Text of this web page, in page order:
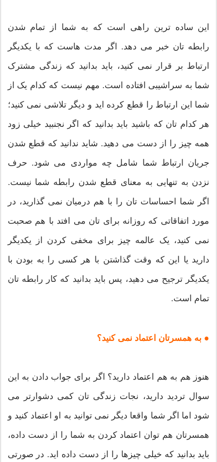
این ساده ترین راهی است که به شما از تمام شدن
رابطه تان خبر می دهد. اگر مدت هاست که با یکدیگر
ارتباط بر قرار نمی کنید، باید بدانید که زندگی مشترک
شما به سراشیبی افتاده است. مهم نیست که کدام یک از
شما این ارتباط را قطع کرده اید و دیگر تلاشی نمی کنید؛
هر کدام تان که باشید باید بدانید که اگر نجنبید خیلی زود
همه چیز را از دست می دهید. شاید ندانید که قطع شدن
جریان ارتباط شما شامل چه مواردی می شود. حرف
نزدن به تنهایی به معنای قطع شدن رابطه شما نیست.
اگر شما احساسات تان را با هم درمیان نمی گذارید، در
مورد اتفاقاتی که روزانه برای تان می افتد با هم صحبت
نمی کنید، یک عالمه چیز برای مخفی کردن از یکدیگر
دارید یا این که وقت گذاشتن با هر کسی را به بودن با
یکدیگر ترجیح می دهید، پس باید بدانید که کار رابطه تان
تمام است.
● به همسرتان اعتماد نمی کنید؟
هنوز هم به هم اعتماد دارید؟ اگر برای جواب دادن به این
سوال تردید دارید، نجات زندگی تان کمی دشوارتر می
شود اما اگر شما واقعا دیگر نمی توانید به او اعتماد کنید و
همسرتان هم توان اعتماد کردن به شما را از دست داده،
باید بدانید که خیلی چیزها را از دست داده اید. در صورتی